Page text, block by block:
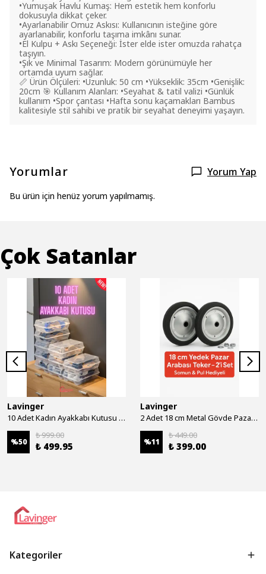
•Yumuşak Havlu Kumaş: Hem estetik hem konforlu
dokusuyla dikkat çeker.
•Ayarlanabilir Omuz Askısı: Kullanıcının isteğine göre
ayarlanabilir, konforlu taşıma imkânı sunar.
•El Kulpu + Askı Seçeneği: İster elde ister omuzda rahatça
taşıyın.
•Şık ve Minimal Tasarım: Modern görünümüyle her
ortamda uyum sağlar.
📏 Ürün Ölçüleri: •Uzunluk: 50 cm •Yükseklik: 35cm •Genişlik:
20cm 🎯 Kullanım Alanları: •Seyahat & tatil valizi •Günlük
kullanım •Spor çantası •Hafta sonu kaçamakları Bambus
kalitesiyle stil sahibi ve pratik bir seyahat deneyimi yaşayın.
Yorumlar Yorum Yap
Bu ürün için henüz yorum yapılmamış.
Çok Satanlar
Lavinger
10 Adet Kadın Ayakkabı Kutusu - Şeffaf Ayakkabı Düzenleyici Saklama Kutusu Organizer Seyahat Kutusu
%50
₺ 999.00
₺ 499.95
Lavinger
2 Adet 18 cm Metal Gövde Pazar Arabası Tekerleği Süper Sağlam Araba Tekeri Somun&Pul Hediyeli
%11
₺ 449.00
₺ 399.00
Kategoriler